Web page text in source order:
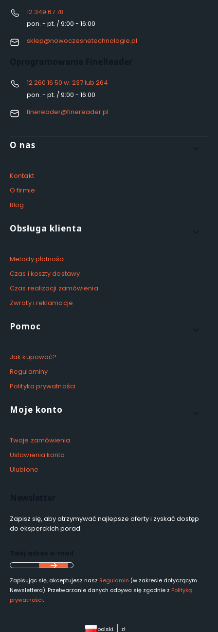
12 349 67 78
pon. - pt. / 9:00 - 16:00
sklep@nowoczesnetechnologie.pl
12 260 16 50 w. 237 lub 264
pon. - pt. / 9:00 - 16:00
finereader@finereader.pl
Linki w stopce
O nas
Kontakt
O firmie
Blog
Obsługa klienta
Metody płatności
Czas i koszty dostawy
Czas realizacji zamówienia
Zwroty i reklamacje
Pomoc
Jak kupować?
Regulaminy
Polityka prywatności
Moje konto
Twoje zamówienia
Ustawienia konta
Ulubione
Zapisz się, aby otrzymywać najlepsze oferty i zyskać dostęp
do eksperckich porad.
Zapisując się, akceptujesz nasz Regulamin (w zakresie dotyczącym
Newslettera). Przetwarzanie danych odbywa się zgodnie z Polityką
prywatności.
polski zł